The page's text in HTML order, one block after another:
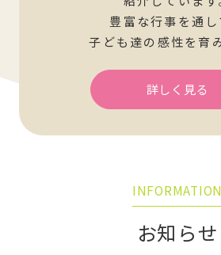
豊富な行事を通し
子ども達の感性を育
詳しく見る
INFORMATION
お知らせ